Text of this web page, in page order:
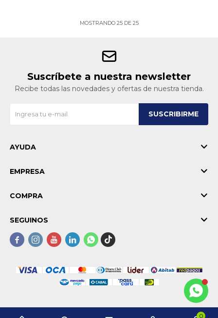
0
MOSTRANDO 25DE 25
Suscríbete a nuestra newsletter
Recibe todas las novedades y ofertas de nuestra tienda.
SUSCRIBIRME
AYUDA
EMPRESA
COMPRA
SEGUINOS
    